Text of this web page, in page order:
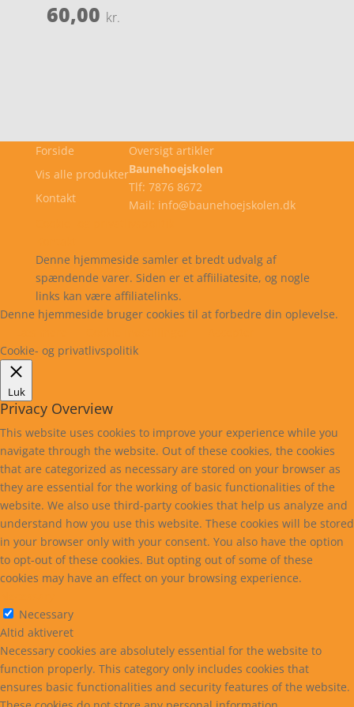
60,00 kr.
Forside
Vis alle produkter
Kontakt
Oversigt artikler
Baunehoejskolen
Tlf: 7876 8672
Mail: info@baunehoejskolen.dk
Denne hjemmeside samler et bredt udvalg af
spændende varer. Siden er et affiiliatesite, og nogle
links kan være affiliatelinks.
Denne hjemmeside bruger cookies til at forbedre din oplevelse.
Cookie- og privatlivspolitik
Luk
Privacy Overview
This website uses cookies to improve your experience while you
navigate through the website. Out of these cookies, the cookies
that are categorized as necessary are stored on your browser as
they are essential for the working of basic functionalities of the
website. We also use third-party cookies that help us analyze and
understand how you use this website. These cookies will be stored
in your browser only with your consent. You also have the option
to opt-out of these cookies. But opting out of some of these
cookies may have an effect on your browsing experience.
Necessary
Altid aktiveret
Necessary cookies are absolutely essential for the website to
function properly. This category only includes cookies that
ensures basic functionalities and security features of the website.